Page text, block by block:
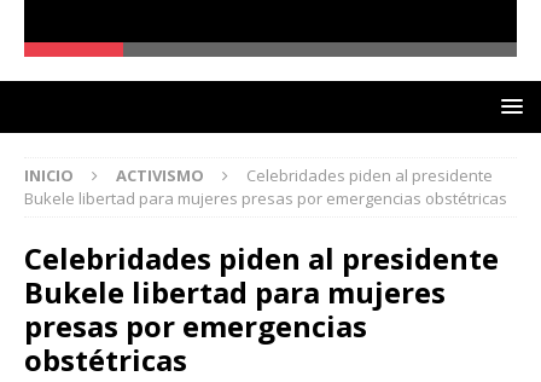
INICIO ACTIVISMO
Celebridades piden al presidente
Bukele libertad para mujeres presas por emergencias obstétricas
Celebridades piden al presidente
Bukele libertad para mujeres
presas por emergencias
obstétricas